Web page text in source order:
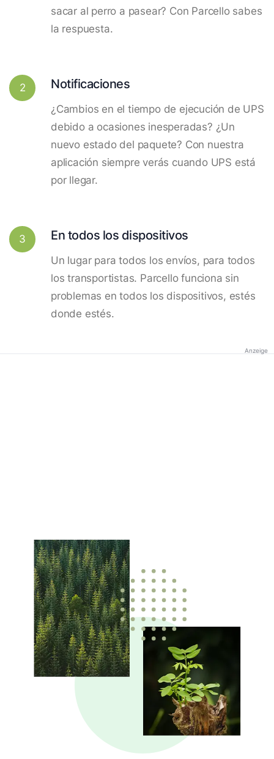
sacar al perro a pasear? Con Parcello sabes
la respuesta.
2 Notificaciones
¿Cambios en el tiempo de ejecución de UPS
debido a ocasiones inesperadas? ¿Un
nuevo estado del paquete? Con nuestra
aplicación siempre verás cuando UPS está
por llegar.
3 En todos los dispositivos
Un lugar para todos los envíos, para todos
los transportistas. Parcello funciona sin
problemas en todos los dispositivos, estés
donde estés.
Anzeige